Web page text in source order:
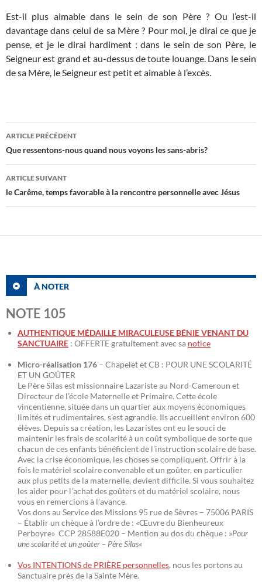
Est-il plus aimable dans le sein de son Père ? Ou l’est-il
davantage dans celui de sa Mère ? Pour moi, je dirai ce que je
pense, et je le dirai hardiment : dans le sein de son Père, le
Seigneur est grand et au-dessus de toute louange. Dans le sein
de sa Mère, le Seigneur est petit et aimable à l’excès.
Navigation
des
articles
ARTICLE PRÉCÉDENT
Que ressentons-nous quand nous voyons les sans-abris?
ARTICLE SUIVANT
le Carême, temps favorable à la rencontre personnelle avec Jésus
À NOTER
NOTE 105
AUTHENTIQUE MÉDAILLE MIRACULEUSE BÉNIE VENANT DU
SANCTUAIRE : OFFERTE gratuitement avec sa notice
Micro-réalisation 176 – Chapelet et CB : POUR UNE SCOLARITÉ
ET UN GOÛTER
Le Père Silas est missionnaire Lazariste au Nord-Cameroun et
Directeur de l’école Maternelle et Primaire. Cette école
vincentienne, située dans un quartier aux moyens économiques
limités et rudimentaires, s’est agrandie. Ils accueillent environ 600
élèves. Depuis sa création, les Lazaristes ont eu le souci de
maintenir les frais de scolarité à un coût symbolique de sorte que
chacun de ces enfants bénéficient de l’instruction scolaire de base.
Avec la crise économique, les choses se compliquent. Offrir à la
fois le matériel scolaire convenable et un goûter, en particulier
aux plus petits de la maternelle, devient difficile. Si vous souhaitez
les aider pour l’achat des goûters et du matériel scolaire, nous
vous en remercions à l’avance.
Vos dons au Service des Missions 95 rue de Sèvres – 75006 PARIS
– Établir un chèque à l’ordre de : «Œuvre du Bienheureux
Perboyre» CCP 28588E020 – Mention au dos du chèque : »Pour
une scolarité et un goûter – Père Silas«
Vos INTENTIONS de PRIÈRE personnelles, nous les portons au
Sanctuaire près de la Sainte Mère.